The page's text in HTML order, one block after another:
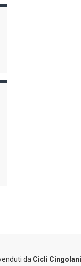
da Cicli Cingolani